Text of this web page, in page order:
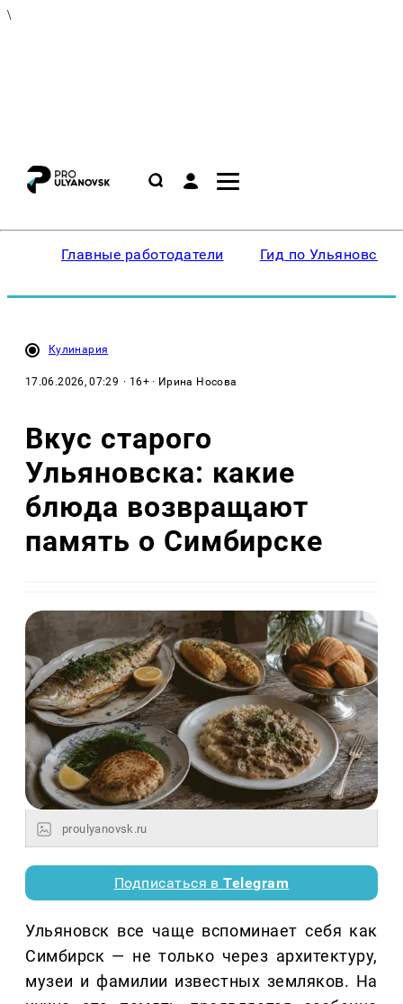
\
Главные работодатели Гид по Ульяновску
Кулинария
17.06.2026, 07:29 · 16+ · Ирина Носова
Вкус старого
Ульяновска: какие
блюда возвращают
память о Симбирске
proulyanovsk.ru
Подписаться вTelegram
Ульяновск все чаще вспоминает себя как
Симбирск — не только через архитектуру,
музеи и фамилии известных земляков. На